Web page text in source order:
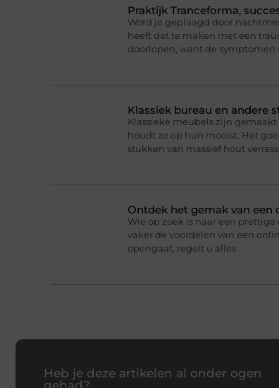
Praktijk Tranceforma,
Word je geplaagd door
heeft dat te maken met een
doorlopen, want de symptomen
Klassiek bureau en andere
Klassieke meubels zijn
houdt ze op hun mooist. Het
stukken van massief hout
Ontdek het gemak van een
Wie op zoek is naar een
vaker de voordelen van een
opengaat, regelt u alles
Heb je deze artikelen al onder ogen